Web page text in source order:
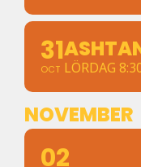
31
OCT LÖRDAG
NOVEMBER
02